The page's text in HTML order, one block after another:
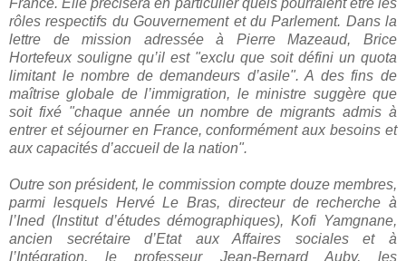
rôles respectifs du Gouvernement et du Parlement. Dans la
lettre de mission adressée à Pierre Mazeaud, Brice
Hortefeux souligne qu’il est "exclu que soit défini un quota
limitant le nombre de demandeurs d’asile". A des fins de
maîtrise globale de l’immigration, le ministre suggère que
soit fixé "chaque année un nombre de migrants admis à
entrer et séjourner en France, conformément aux besoins et
aux capacités d’accueil de la nation".
Outre son président, le commission compte douze membres,
parmi lesquels Hervé Le Bras, directeur de recherche à
l’Ined (Institut d’études démographiques), Kofi Yamgnane,
ancien secrétaire d’Etat aux Affaires sociales et à
l’Intégration, le professeur Jean-Bernard Auby, les